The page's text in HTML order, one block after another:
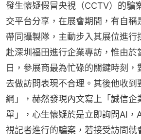
發生懷疑假冒央視（CCTV）的騙
交平台分享，在展會期間，有自稱
帶同攝製隊，主動步入其展位進行
赴深圳福田進行企業專訪，惟由於
日，參展商最為忙碌的關鍵時刻，
去做訪問表現不合理。其後他收到
綱」，赫然發現內文寫上「誠信企
單」，心生懷疑於是立即詢問AI，
視記者進行的騙案，若接受訪問就